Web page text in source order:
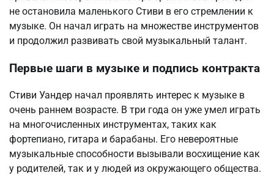
не остановила маленького Стиви в его стремлении к
музыке. Он начал играть на множестве инструментов
и продолжил развивать свой музыкальный талант.
Первые шаги в музыке и подпись контракта
Стиви Уандер начал проявлять интерес к музыке в
очень раннем возрасте. В три года он уже умел играть
на многочисленных инструментах, таких как
фортепиано, гитара и барабаны. Его невероятные
музыкальные способности вызывали восхищение как
у родителей, так и у людей из окружающего общества.